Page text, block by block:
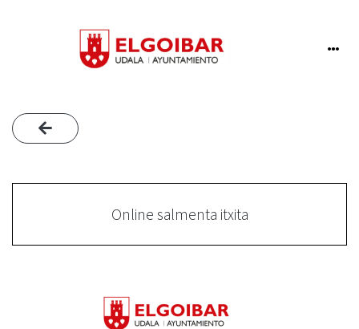
Online salmenta itxita